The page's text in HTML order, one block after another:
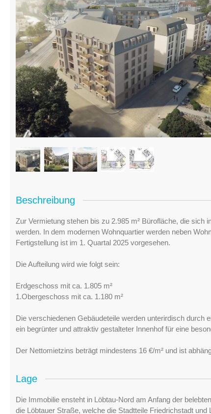
Beschreibung
Zur Vermietung stehen bis zu 2.985 m² Bürofläche, die
werden. In dem modernen Wohnquartier werden neben
Fertigstellung ist im 1. Quartal 2025 vorgesehen.
Die Aufteilung wird wie folgt sein:
Erdgeschoss mit ca. 1.805 m²
1.Obergeschoss mit ca. 1.180 m²
Die verschiedenen Gebäudeteile werden unterirdisch durch
ein begrünter und attraktiv gestalteter Innenhof für eine
Der Nettomietzins beträgt mindestens 16 €/m² und ist
Lage
Die Immobilie ensteht in Löbtau-Nord am Anfang der
die Löbtauer Straße, welche die Stadtteile Friedrichstadt